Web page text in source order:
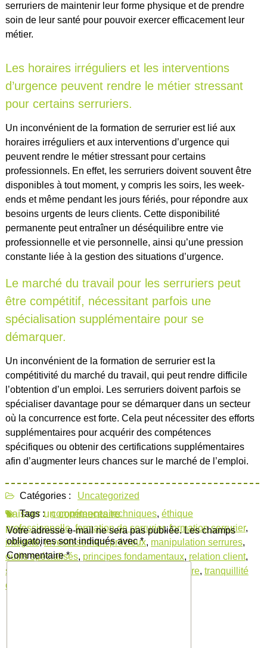
serruriers de maintenir leur forme physique et de prendre
soin de leur santé pour pouvoir exercer efficacement leur
métier.
Les horaires irréguliers et les interventions
d’urgence peuvent rendre le métier stressant
pour certains serruriers.
Un inconvénient de la formation de serrurier est lié aux
horaires irréguliers et aux interventions d’urgence qui
peuvent rendre le métier stressant pour certains
professionnels. En effet, les serruriers doivent souvent être
disponibles à tout moment, y compris les soirs, les week-
ends et même pendant les jours fériés, pour répondre aux
besoins urgents de leurs clients. Cette disponibilité
permanente peut entraîner un déséquilibre entre vie
professionnelle et vie personnelle, ainsi qu’une pression
constante liée à la gestion des situations d’urgence.
Le marché du travail pour les serruriers peut
être compétitif, nécessitant parfois une
spécialisation supplémentaire pour se
démarquer.
Un inconvénient de la formation de serrurier est la
compétitivité du marché du travail, qui peut rendre difficile
l’obtention d’un emploi. Les serruriers doivent parfois se
spécialiser davantage pour se démarquer dans un secteur
où la concurrence est forte. Cela peut nécessiter des efforts
supplémentaires pour acquérir des compétences
spécifiques ou obtenir des certifications supplémentaires
afin d’augmenter leurs chances sur le marché de l’emploi.
Catégories :
Uncategorized
Tags : compétences techniques, éthique
professionnelle, formation de serrurier,formation serrurier,
intégrité,investissement précieux, manipulation serrures,
outils spécialisés, principes fondamentaux, relation client,
sécurité
techniques d'ouverture, tranquillité
d'esprit
Laisser un commentaire
Votre adresse e-mail ne sera pas publiée. Les champs
obligatoires sont indiqués avec*
Commentaire*